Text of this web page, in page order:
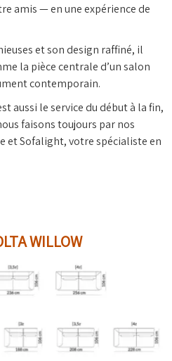
amis — en une expérience de
et son design raffiné, il
la pièce centrale d’un salon
contemporain.
aussi le service du début à la fin,
faisons toujours par nos
et Sofalight, votre spécialiste en
WILLOW